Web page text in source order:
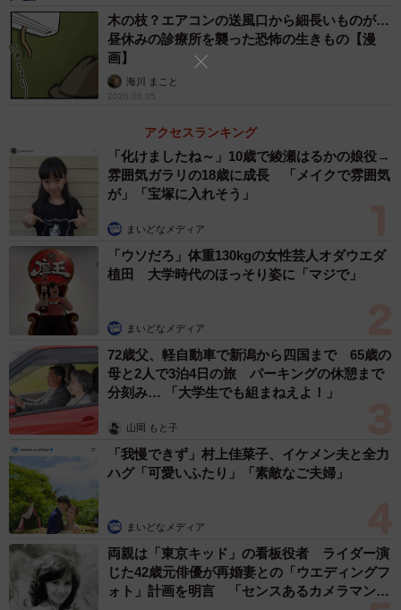
3/26
取引先に向かって「目の付け所はいいっすね」と失言（まるいがんもさ
ん提供）
んですか？」と他部署へ横柄な態度を取ります。柔木は
「みんな平等や」と注意しますが、権高は納得できず、友
人に愚痴をこぼすのでした。
4/26
木の枝？エアコンの送風口から細長いものが…
昼休みの診療所を襲った恐怖の生きもの【漫
画】
海川 まこと
2026.08.05
アクセスランキング
「化けましたね～」10歳で綾瀬はるかの娘役→
雰囲気ガラリの18歳に成長 「メイクで雰囲気
が」「宝塚に入れそう」
まいどなメディア
「ウソだろ」体重130kgの女性芸人オダウエダ
植田 大学時代のほっそり姿に「マジで」
まいどなメディア
72歳父、軽自動車で新潟から四国まで 65歳の
母と2人で3泊4日の旅 パーキングの休憩まで
分刻み… 「大学生でも組まねえよ！」
山岡 もと子
「我慢できず」村上佳菜子、イケメン夫と全力
ハグ「可愛いふたり」「素敵なご夫婦」
まいどなメディア
両親は「東京キッド」の看板役者 ライダー演
じた42歳元俳優が再婚妻との「ウエディングフ
ォト」計画を明言 「センスあるカメラマン求